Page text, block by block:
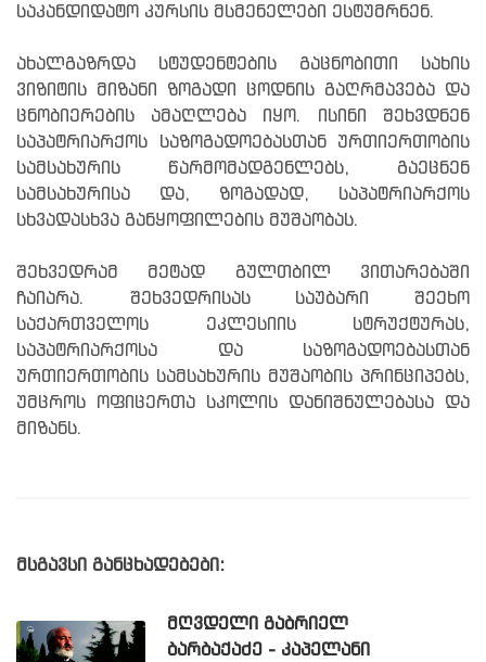
საკანდიდატო კურსის მსმენელები ესტუმრნენ.
ახალგაზრდა სტუდენტების გაცნობითი სახის
ვიზიტის მიზანი ზოგადი ცოდნის გაღრმავება და
ცნობიერების ამაღლება იყო. ისინი შეხვდნენ
საპატრიარქოს საზოგადოებასთან ურთიერთობის
სამსახურის წარმომადგენლებს, გაეცნენ
სამსახურისა და, ზოგადად, საპატრიარქოს
სხვადასხვა განყოფილების მუშაობას.
შეხვედრამ მეტად გულთბილ ვითარებაში
ჩაიარა. შეხვედრისას საუბარი შეეხო
საქართველოს ეკლესიის სტრუქტურას,
საპატრიარქოსა და საზოგადოებასთან
ურთიერთობის სამსახურის მუშაობის პრინციპებს,
უმცროს ოფიცერთა სკოლის დანიშნულებასა და
მიზანს.
მსგავსი განცხადებები:
ᲛᲦᲕᲓᲔᲚᲘ ᲒᲐᲑᲠᲘᲔᲚ
ᲑᲐᲠᲑᲐᲥᲐᲫᲔ - ᲙᲐᲞᲔᲚᲐᲜᲘ